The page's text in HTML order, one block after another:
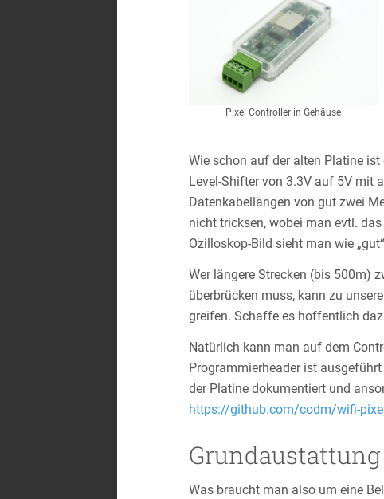
Pixel Controller in Gehäuse
Wie schon auf der alten Platine ist
Level-Shifter von 3.3V auf 5V mit
Datenkabellängen von gut zwei
nicht tricksen, wobei man evtl.
Ozilloskop-Bild sieht man wie
Wer längere Strecken (bis 500m)
überbrücken muss, kann zu
greifen. Schaffe es hoffentlich
Natürlich kann man auf dem
Programmierheader ist
der Platine dokumentiert und
https://github.com/codm/wifi-
Grundaustattung
Was braucht man also um eine